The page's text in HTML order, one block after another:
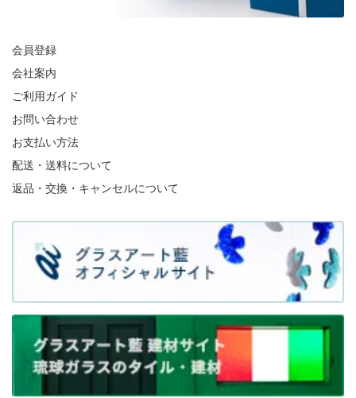
会員登録
会社案内
ご利用ガイド
お問い合わせ
お支払い方法
配送・送料について
返品・交換・キャンセルについて